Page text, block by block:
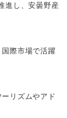
し、安曇野産
際市場で活躍
リズムやアド